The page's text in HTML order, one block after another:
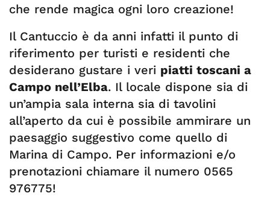
che rende magica ogni loro creazione!
Il Cantuccio è da anni infatti il punto di
riferimento per turisti e residenti che
desiderano gustare i veri piatti toscani a
Campo nell’Elba. Il locale dispone sia di
un’ampia sala interna sia di tavolini
all’aperto da cui è possibile ammirare un
paesaggio suggestivo come quello di
Marina di Campo. Per informazioni e/o
prenotazioni chiamare il numero 0565
976775!